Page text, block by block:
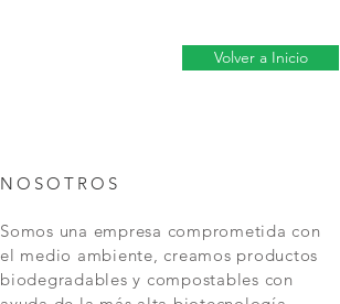
Volver a Inicio
NOSOTROS
Somos una empresa comprometida con
el medio ambiente, creamos productos
biodegradables y compostables con